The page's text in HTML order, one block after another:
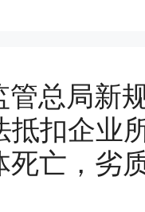
总局新
扣企业
亡，劣